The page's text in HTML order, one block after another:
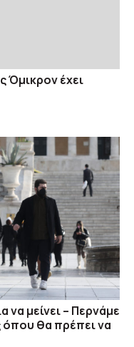
Όμικρον έχει
μείνει – Περνάμε
θα πρέπει να